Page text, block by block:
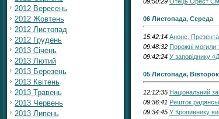
2012 Вересень
2012 Жовтень
2012 Листопад
2012 Грудень
2013 Січень
2013 Лютий
2013 Березень
2013 Квітень
2013 Травень
2013 Червень
2013 Липень
06 Листопада, Середа
15:42:14 Анонс.
09:48:32 Порожні могили
09:42:24 У заповіднику
05 Листопада, Вівторок
12:12:35 Національний
09:36:41 Решток
09:34:45 У Кропивнику